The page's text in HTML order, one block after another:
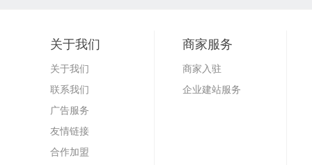
关于我们
关于我们
联系我们
广告服务
友情链接
合作加盟
商家服务
商家入驻
企业建站服务